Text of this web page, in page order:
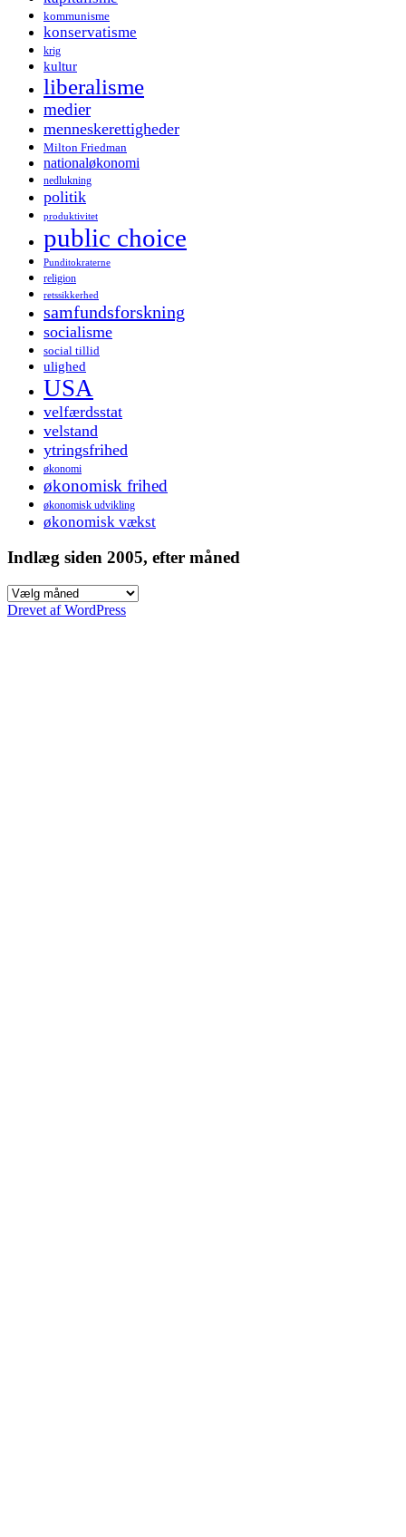
kommunisme
konservatisme
krig
kultur
liberalisme
medier
menneskerettigheder
Milton Friedman
nationaløkonomi
nedlukning
politik
produktivitet
public choice
Punditokraterne
religion
retssikkerhed
samfundsforskning
socialisme
social tillid
ulighed
USA
velfærdsstat
velstand
ytringsfrihed
økonomi
økonomisk frihed
økonomisk udvikling
økonomisk vækst
Indlæg siden 2005, efter måned
Indlæg
siden
Drevet af WordPress